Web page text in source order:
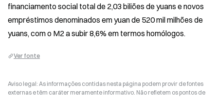
financiamento social total de 2,03 biliões de yuans e novos
empréstimos denominados em yuan de 520 mil milhões de
yuans, com o M2 a subir 8,6% em termos homólogos.
Ver fonte
Aviso legal: As informações contidas nesta página podem provir de fontes
externas e têm caráter meramente informativo. Não refletem os pontos de